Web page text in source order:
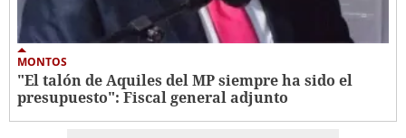
MONTOS
"El talón de Aquiles del MP siempre ha sido el
presupuesto": Fiscal general adjunto